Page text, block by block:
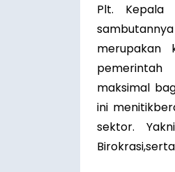
Plt. Kepala
merupakan
maksimal
ini
sektor.